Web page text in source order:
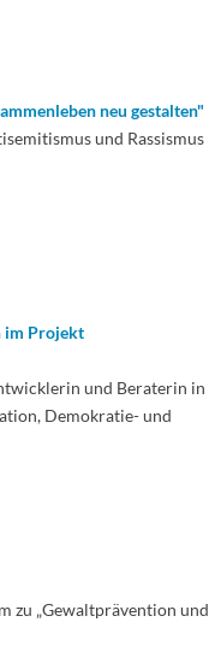
neu gestalten"
und Rassismus
im Projekt
und Beraterin in
Demokratie- und
zu „Gewaltprävention und